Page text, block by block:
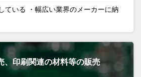
ている ・幅広い業界のメーカーに納
、印刷関連の材料等の販売